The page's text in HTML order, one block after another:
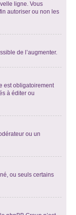
ligne. Vous
autoriser ou non les
de l’augmenter.
est obligatoirement
à éditer ou
ou un
ou seuls certains